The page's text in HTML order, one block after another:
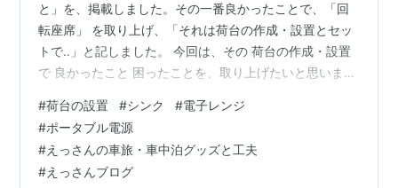
と」を、掲載しました。その一番良かったことで、「回
転座席」 を取り上げ、「それは荷台の作成・設置とセッ
トで‥」と記しました。 今回は、その 荷台の作成・設置
で 良かったこと 困ったことを、取り上げたいと思いま
を作成し設置（装着脱着自由）できることで、車中泊旅
で使用する機器を乗せることができるようになったこと
です。この 荷台 へ荷物を乗せ、就寝時も広いスペースが
とれ、助かっています。回転座席とセット で、より広く
#荷台の設置 #シンク #電子レンジ
#ポータブル電源
#えっさんの車旅・車中泊グッズと工夫
#えっさんブログ